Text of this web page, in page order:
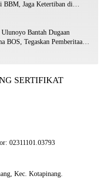
BBM, Jaga Ketertiban di
Bantah Dugaan
BOS, Tegaskan Pemberitaan
SERTIFIKAT
02311101.03793
Kec. Kotapinang.